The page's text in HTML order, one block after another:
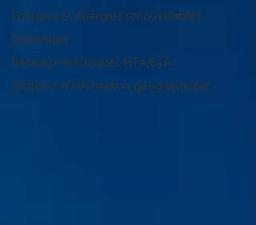
Énergies et énergies renouvelables
Domotique
Réseaux électriques HTA/BTA
Système d'information géographique